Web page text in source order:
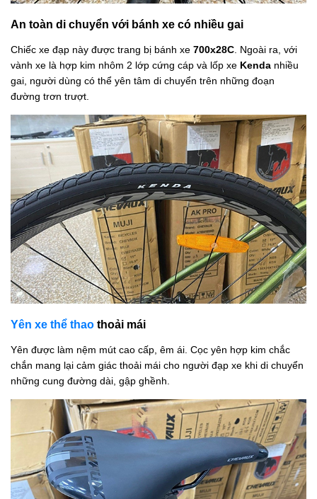
An toàn di chuyển với bánh xe có nhiều gai
Chiếc xe đạp này được trang bị bánh xe 700x28C . Ngoài ra, với
vành xe là hợp kim nhôm 2 lớp cứng cáp và lốp xe Kenda nhiều
gai, người dùng có thể yên tâm di chuyển trên những đoạn
đường trơn trượt.
Yên xe thể thao thoải mái
Yên được làm nệm mút cao cấp, êm ái. Cọc yên hợp kim chắc
chắn mang lại cảm giác thoải mái cho người đạp xe khi di chuyển
những cung đường dài, gập ghềnh.